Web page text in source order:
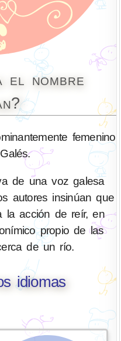
el nombre
femenino
de una voz galesa
autores insinúan que
la acción de reír, en
propio de las
de un río.
idiomas